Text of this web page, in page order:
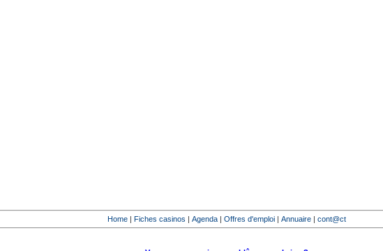
Home | Fiches casinos | Agenda | Offres d'emploi | Annuaire | cont@ct